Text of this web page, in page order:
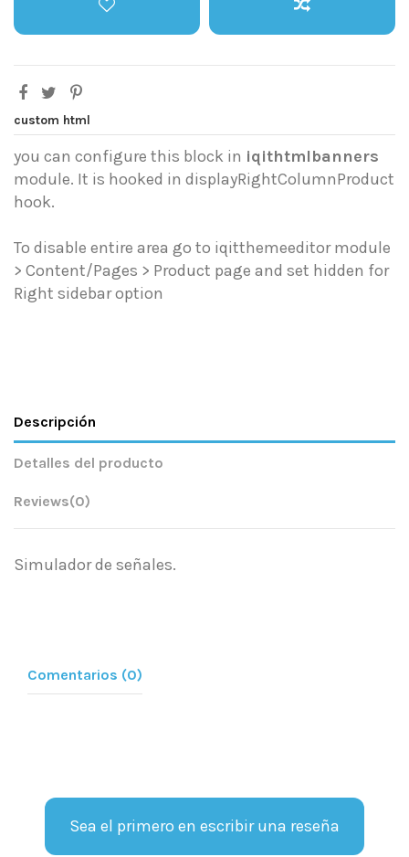
custom html
you can configure this block in iqithtmlbanners
module. It is hooked in displayRightColumnProduct
hook.
To disable entire area go to iqitthemeeditor module
> Content/Pages > Product page and set hidden for
Right sidebar option
Descripción
Detalles del producto
Reviews(0)
Simulador de señales.
Comentarios (0)
Sea el primero en escribir una reseña